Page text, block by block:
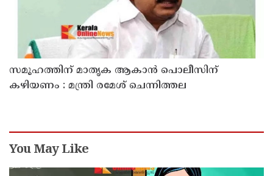
സമൂഹത്തിന് മാതൃക ആകാൻ പൊലീസിന്
കഴിയണം : മന്ത്രി രമേശ് ചെന്നിത്തല
You May Like